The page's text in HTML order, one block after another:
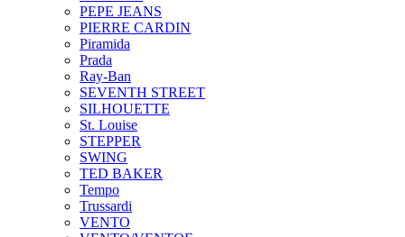
PEPE JEANS
PIERRE CARDIN
Piramida
Prada
Ray-Ban
SEVENTH STREET
SILHOUETTE
St. Louise
STEPPER
SWING
TED BAKER
Tempo
Trussardi
VENTO